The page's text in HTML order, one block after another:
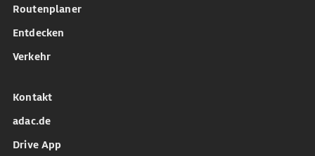
Routenplaner
Entdecken
Verkehr
Kontakt
adac.de
Drive App